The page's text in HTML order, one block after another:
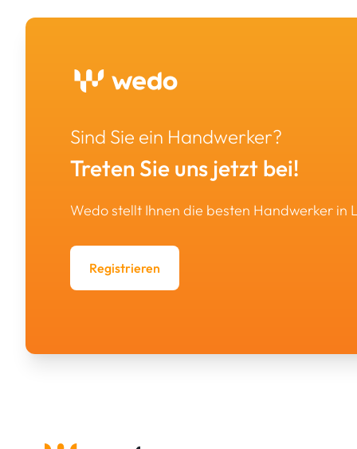
Sind Sie ein Handwerker?
Treten Sie uns jetzt bei!
Wedo stellt Ihnen die besten Handwerker in
Registrieren